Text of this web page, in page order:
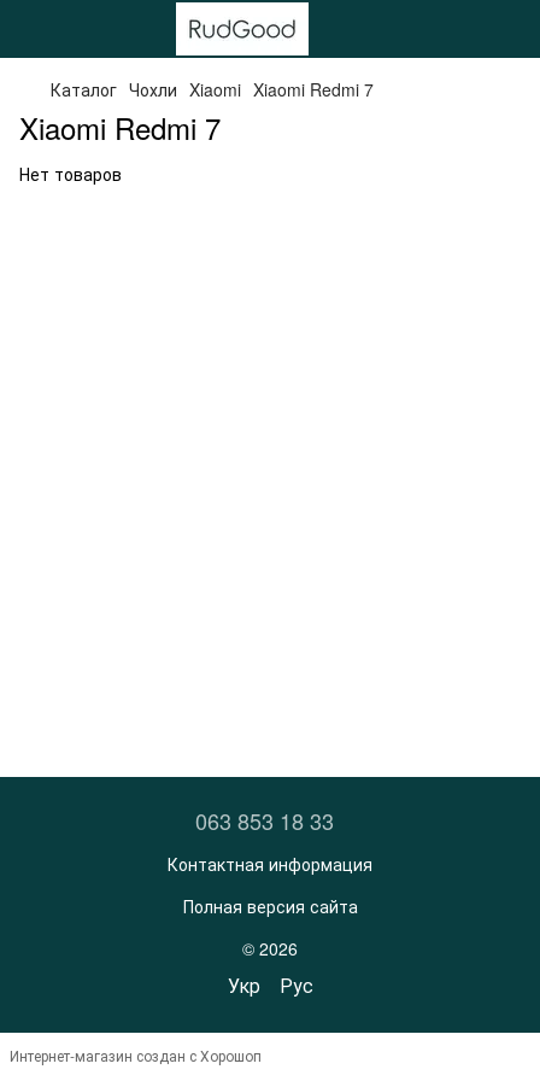
Каталог Чохли Xiaomi Xiaomi Redmi 7
Xiaomi Redmi 7
Нет товаров
063 853 18 33
Контактная информация
Полная версия сайта
© 2026
Укр Рус
Интернет-магазин создан с Хорошоп